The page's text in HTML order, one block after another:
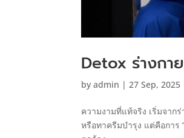
Detox ร่างกา
byadmin |27 Sep, 2025
ความงามที่แท้จริง เริ่มจา
หรือทาครีมบำรุง แต่คือการ